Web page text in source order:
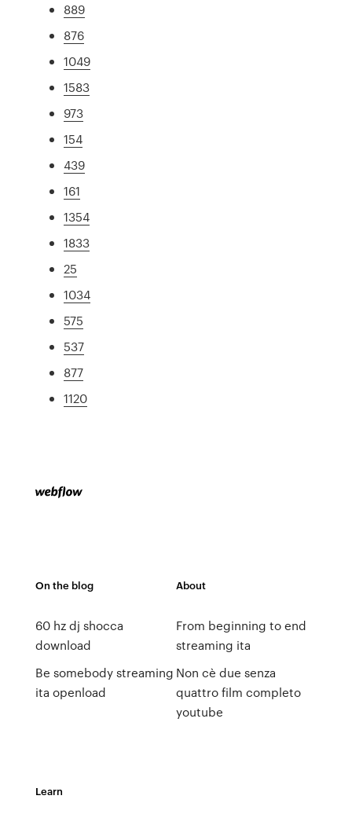
889
876
1049
1583
973
154
439
161
1354
1833
25
1034
575
537
877
1120
On the blog
60 hz dj shocca
download
Be somebody streaming
ita openload
About
From beginning to end
streaming ita
Non cè due senza
quattro film completo
youtube
Learn